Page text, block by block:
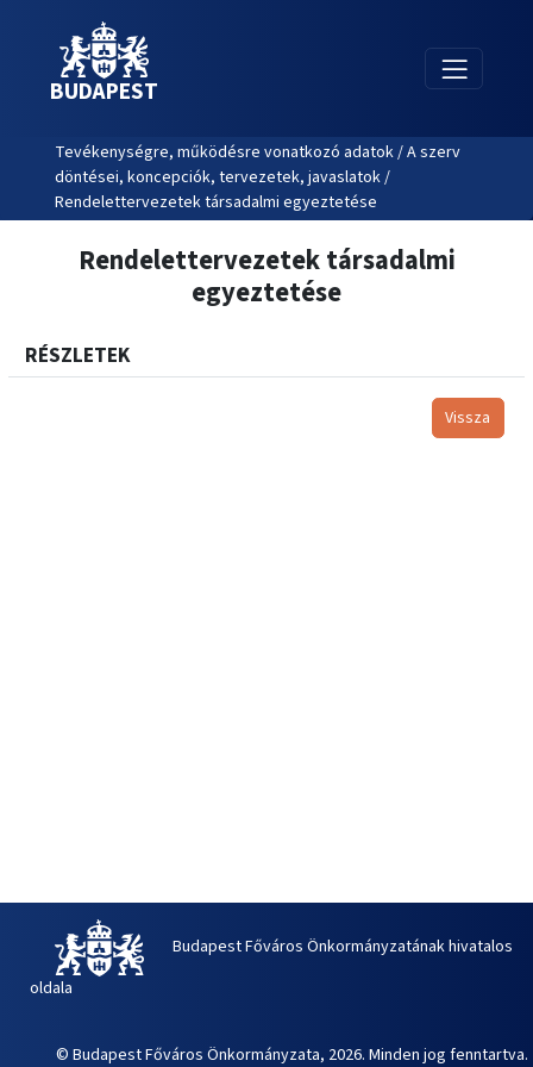
BUDAPEST
Tevékenységre, működésre vonatkozó adatok / A szerv
döntései, koncepciók, tervezetek, javaslatok /
Rendelettervezetek társadalmi egyeztetése
Rendelettervezetek társadalmi
egyeztetése
RÉSZLETEK
Vissza
Budapest Főváros Önkormányzatának hivatalos
oldala
© Budapest Főváros Önkormányzata, 2026. Minden jog fenntartva.